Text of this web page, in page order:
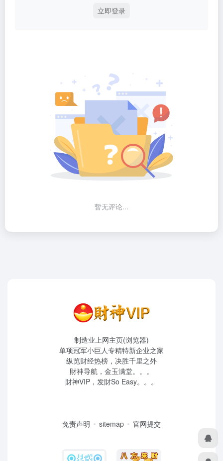
立即登录
暂无评论...
制造业上网主页(浏览器)
单项冠军小巨人专精特新企业之家
纵览财经热榜，决胜千里之外
財神导航，金玉满堂。。。
財神VIP，发財So Easy。。。
免责声明 sitemap 官网提交